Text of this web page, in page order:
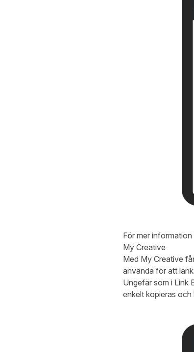
För mer
My Creative
Med My Creative
använda för att
Ungefär som i Link
enkelt kopieras och